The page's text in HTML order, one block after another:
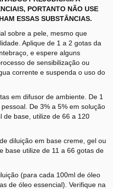
PORTANTO NÃO USE
ESSAS SUBSTÂNCIAS.
sobre a pele, mesmo que
Aplique de 1 a 2 gotas da
e espere alguns
de sensibilização ou
corrente e suspenda o uso do
em difusor de ambiente. De 1
De 3% a 5% em solução
de base, utilize de 66 a 120
diluição em base creme, gel ou
base utilize de 11 a 66 gotas de
(para cada 100ml de óleo
de óleo essencial). Verifique na